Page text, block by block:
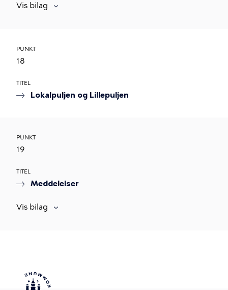
Vis bilag
PUNKT
18
TITEL
Lokalpuljen og Lillepuljen
PUNKT
19
TITEL
Meddelelser
Vis bilag